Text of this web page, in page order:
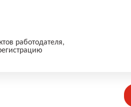
работодателя,